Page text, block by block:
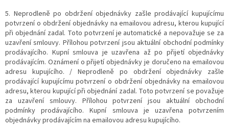
5. Neprodleně po obdržení objednávky zašle prodávající kupujícímu
potvrzení o obdržení objednávky na emailovou adresu, kterou kupující
při objednání zadal. Toto potvrzení je automatické a nepovažuje se za
uzavření smlouvy. Přílohou potvrzení jsou aktuální obchodní podmínky
prodávajícího. Kupní smlouva je uzavřena až po přijetí objednávky
prodávajícím. Oznámení o přijetí objednávky je doručeno na emailovou
adresu kupujícího. / Neprodleně po obdržení objednávky zašle
prodávající kupujícímu potvrzení o obdržení objednávky na emailovou
adresu, kterou kupující při objednání zadal. Toto potvrzení se považuje
za uzavření smlouvy. Přílohou potvrzení jsou aktuální obchodní
podmínky prodávajícího. Kupní smlouva je uzavřena potvrzením
objednávky prodávajícím na emailovou adresu kupujícího.